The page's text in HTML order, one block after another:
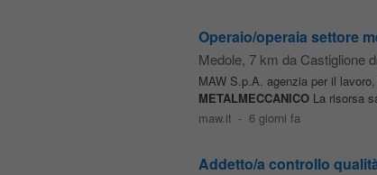
Operaio/operaia settore
Medole, 7 km da Castiglione
MAW S.p.A. agenzia per il
METALMECCANICOLa risorsa
maw.it - 6 giorni fa
Addetto/a controllo